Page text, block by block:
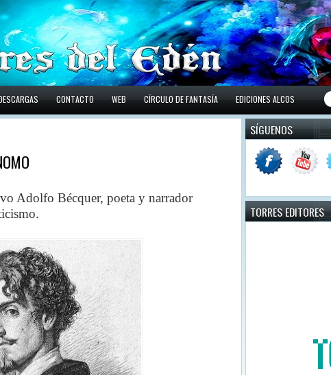
CONTACTO WEB CÍRCULO DE FANTASÍA EDICIONES ALCOS
Adolfo Bécquer, poeta y narrador
SÍGUENOS
TORRES EDITORES